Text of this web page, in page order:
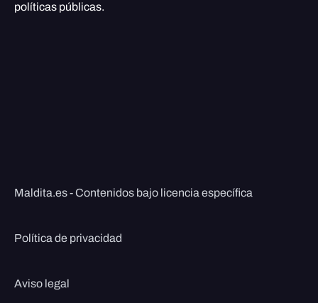
políticas públicas.
Maldita.es - Contenidos bajo licencia específica
Política de privacidad
Aviso legal